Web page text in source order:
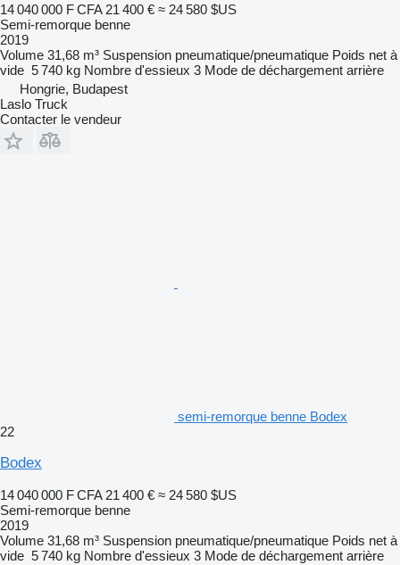
14 040 000 F CFA 21 400 € ≈ 24 580 $US
Semi-remorque benne
2019
Volume 31,68 m³ Suspension pneumatique/pneumatique Poids net à
vide 5 740 kg Nombre d'essieux 3 Mode de déchargement arrière
Hongrie, Budapest
Laslo Truck
Contacter le vendeur
semi-remorque benne Bodex
22
Bodex
14 040 000 F CFA 21 400 € ≈ 24 580 $US
Semi-remorque benne
2019
Volume 31,68 m³ Suspension pneumatique/pneumatique Poids net à
vide 5 740 kg Nombre d'essieux 3 Mode de déchargement arrière